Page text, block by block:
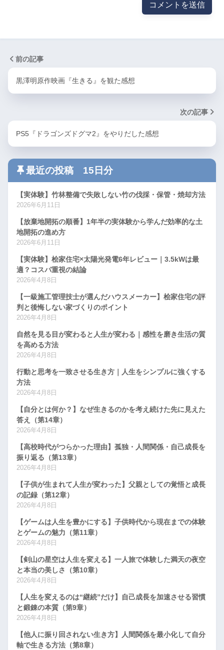
前の記事
黒澤明原作映画『生きる』を観た感想
次の記事
PS5『ドラゴンズドグマ2』をやりだした感想
最近の投稿 15日分
【実体験】竹林整備で失敗しない竹の伐採・保管・焼却方法
2026年6月11日
【放棄地開拓の順番】1年半の実体験から学んだ効率的な土
地開拓の進め方
2026年6月11日
【実体験】桧家住宅×太陽光発電6年レビュー｜3.5kWは最
適？コスパ重視の結論
2026年4月8日
【一級施工管理技士が選んだハウスメーカー】桧家住宅の評
判と後悔しない家づくりのポイント
2026年4月8日
自然を見る目が変わると人生が変わる｜感性を磨き生活の質
を高める方法
2026年4月8日
行動と思考を一致させる生き方｜人生をシンプルに強くする
方法
2026年4月8日
【自分とは何か？】なぜ生きるのかを考え続けた先に見えた
答え（第14章）
2026年4月8日
【高校時代がつらかった理由】孤独・人間関係・自己成長を
振り返る（第13章）
2026年4月8日
【子供が生まれて人生が変わった】父親としての覚悟と成長
の記録（第12章）
2026年4月8日
【ゲームは人生を豊かにする】子供時代から現在までの体験
とゲームの魅力（第11章）
2026年4月8日
【剣山の星空は人生を変える】一人旅で体験した満天の夜空
と本当の美しさ（第10章）
2026年4月8日
【人生を変えるのは“継続”だけ】自己成長を加速させる習慣
と鍛錬の本質（第9章）
2026年4月8日
【他人に振り回されない生き方】人間関係を最小化して自分
軸で生きる方法（第8章）